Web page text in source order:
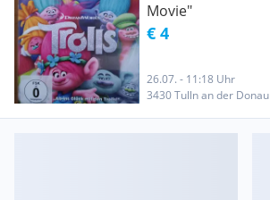
Movie"
€ 4
26.07. - 11:18 Uhr
3430 Tulln an der Donau